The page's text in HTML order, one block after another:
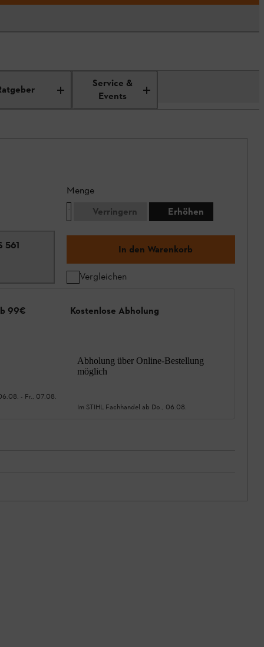
Service &
Events
561
Menge
Verringern
Erhöhen
In den Warenkorb
Vergleichen
99€
- Fr., 07.08.
Kostenlose Abholung
Abholung über Online-Bestellung
möglich
Im STIHL Fachhandel ab Do., 06.08.